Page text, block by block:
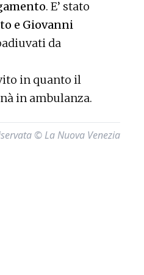
. E’ stato
e Giovanni
da
in quanto il
in ambulanza.
© La Nuova Venezia